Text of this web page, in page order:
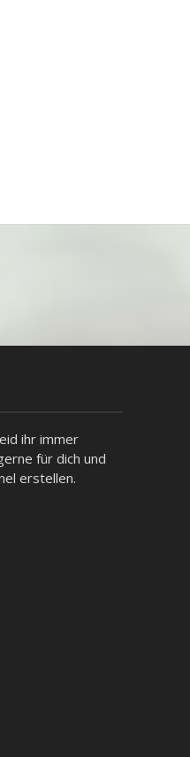
ihr immer
für dich und
erstellen.